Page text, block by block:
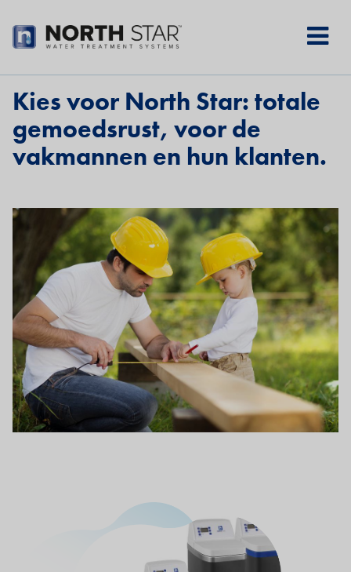
main
content
Kies voor North Star: totale
gemoedsrust, voor de
vakmannen en hun klanten.